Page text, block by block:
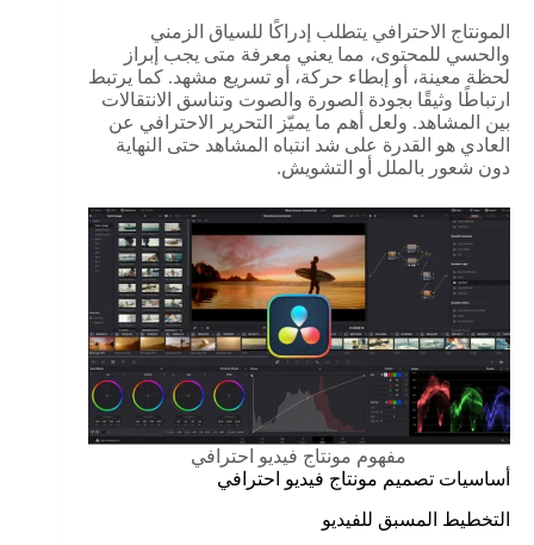
المونتاج الاحترافي يتطلب إدراكًا للسياق الزمني
والحسي للمحتوى، مما يعني معرفة متى يجب إبراز
لحظة معينة، أو إبطاء حركة، أو تسريع مشهد. كما يرتبط
ارتباطًا وثيقًا بجودة الصورة والصوت وتناسق الانتقالات
بين المشاهد. ولعل أهم ما يميّز التحرير الاحترافي عن
العادي هو القدرة على شد انتباه المشاهد حتى النهاية
دون شعور بالملل أو التشويش.
مفهوم مونتاج فيديو احترافي
أساسيات تصميم مونتاج فيديو احترافي
التخطيط المسبق للفيديو